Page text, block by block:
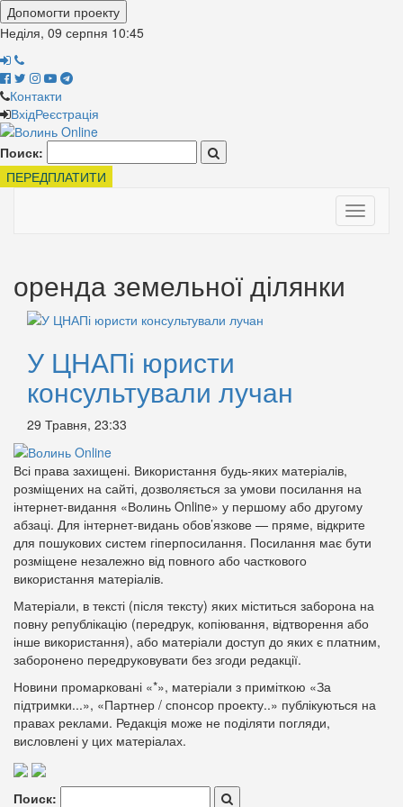
Допомогти проекту
Неділя, 09 серпня 10:45
Контакти
ВхідРеєстрація
Поиск:
ПЕРЕДПЛАТИТИ
Toggle
оренда земельної ділянки
У ЦНАПі юристи
консультували лучан
29 Травня, 23:33
Всі права захищені. Використання будь-яких матеріалів,
розміщених на сайті, дозволяється за умови посилання на
інтернет-видання «Волинь Online» у першому або другому
абзаці. Для інтернет-видань обов’язкове — пряме, відкрите
для пошукових систем гіперпосилання. Посилання має бути
розміщене незалежно від повного або часткового
використання матеріалів.
Матеріали, в тексті (після тексту) яких міститься заборона на
повну републікацію (передрук, копіювання, відтворення або
інше використання), або матеріали доступ до яких є платним,
заборонено передруковувати без згоди редакції.
Новини промарковані «*», матеріали з приміткою «За
підтримки...», «Партнер / спонсор проекту..» публікуються на
правах реклами. Редакція може не поділяти погляди,
висловлені у цих матеріалах.
Поиск: